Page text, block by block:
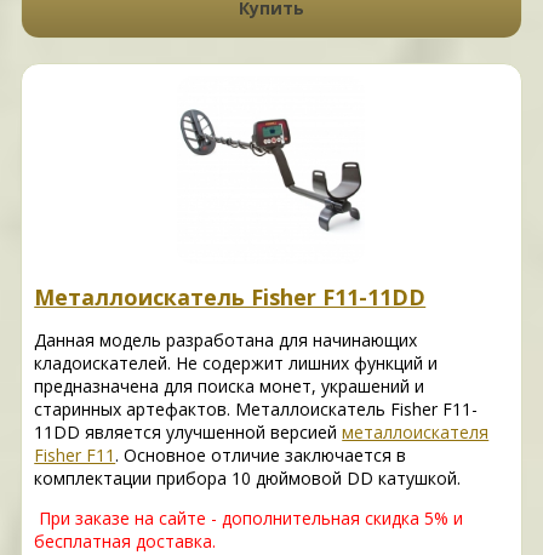
Купить
Металлоискатель Fisher F11-11DD
Данная модель разработана для начинающих
кладоискателей. Не содержит лишних функций и
предназначена для поиска монет, украшений и
старинных артефактов. Металлоискатель Fisher F11-
11DD является улучшенной версиейметаллоискателя
Fisher F11. Основное отличие заключается в
комплектации прибора 10 дюймовой DD катушкой.
При заказе на сайте - дополнительная скидка 5% и
бесплатная доставка.